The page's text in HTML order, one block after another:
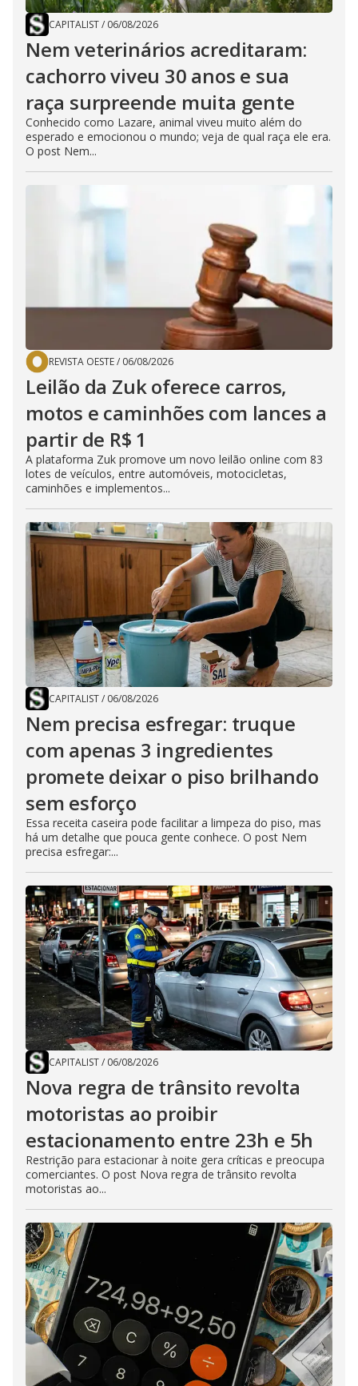
CAPITALIST/ 06/08/2026
Nem veterinários acreditaram:
cachorro viveu 30 anos e sua
raça surpreende muita gente
Conhecido como Lazare, animal viveu muito além do
esperado e emocionou o mundo; veja de qual raça ele era.
O post Nem...
REVISTA OESTE/ 06/08/2026
Leilão da Zuk oferece carros,
motos e caminhões com lances a
partir de R$ 1
A plataforma Zuk promove um novo leilão online com 83
lotes de veículos, entre automóveis, motocicletas,
caminhões e implementos...
CAPITALIST/ 06/08/2026
Nem precisa esfregar: truque
com apenas 3 ingredientes
promete deixar o piso brilhando
sem esforço
Essa receita caseira pode facilitar a limpeza do piso, mas
há um detalhe que pouca gente conhece. O post Nem
precisa esfregar:...
CAPITALIST/ 06/08/2026
Nova regra de trânsito revolta
motoristas ao proibir
estacionamento entre 23h e 5h
Restrição para estacionar à noite gera críticas e preocupa
comerciantes. O post Nova regra de trânsito revolta
motoristas ao...